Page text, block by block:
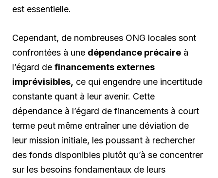
est essentielle.
Cependant, de nombreuses ONG locales sont
confrontées à une dépendance précaire à
l’égard de financements externes
imprévisibles, ce qui engendre une incertitude
constante quant à leur avenir. Cette
dépendance à l’égard de financements à court
terme peut même entraîner une déviation de
leur mission initiale, les poussant à rechercher
des fonds disponibles plutôt qu’à se concentrer
sur les besoins fondamentaux de leurs